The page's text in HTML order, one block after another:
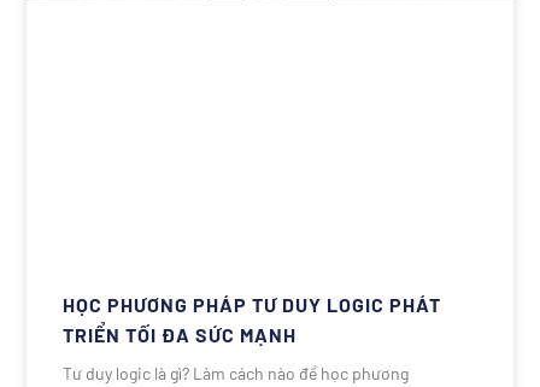
HỌC PHƯƠNG PHÁP TƯ DUY LOGIC PHÁT
TRIỂN TỐI ĐA SỨC MẠNH
Tư duy logic là gì? Làm cách nào để học phương